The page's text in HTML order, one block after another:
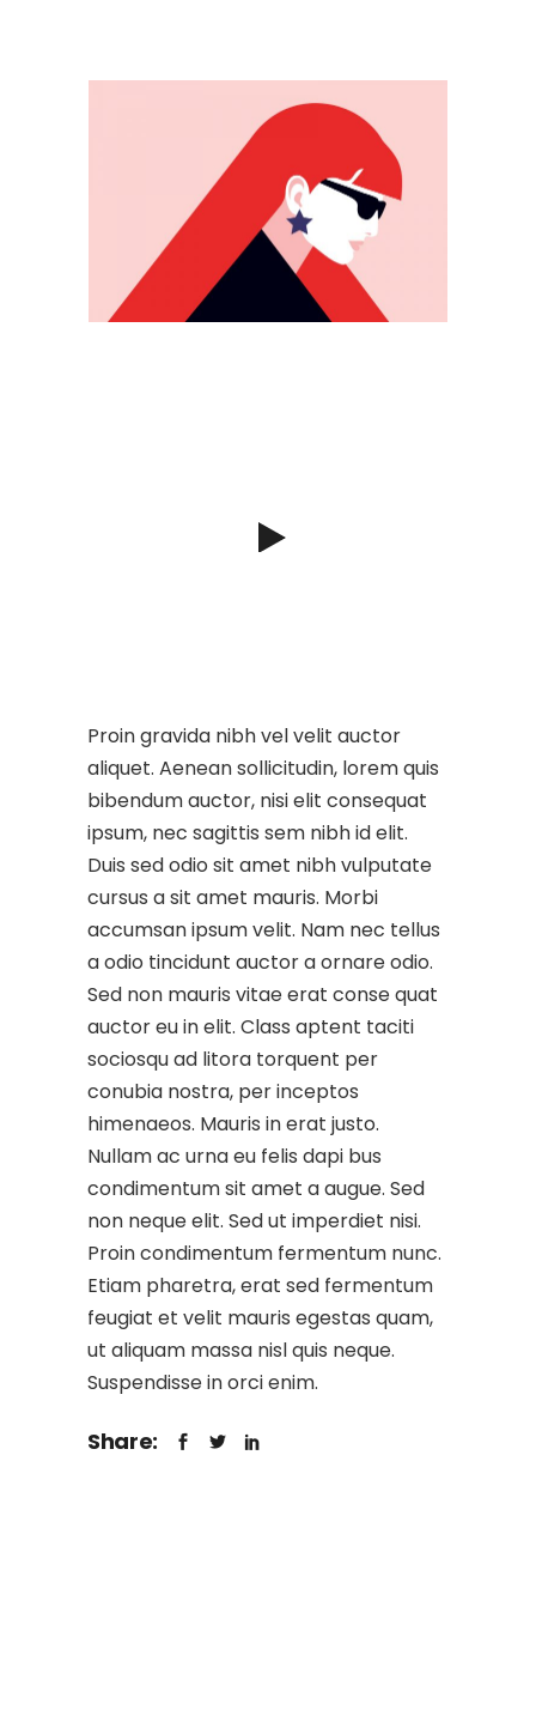
Proin gravida nibh vel velit auctor
aliquet. Aenean sollicitudin, lorem quis
bibendum auctor, nisi elit consequat
ipsum, nec sagittis sem nibh id elit.
Duis sed odio sit amet nibh vulputate
cursus a sit amet mauris. Morbi
accumsan ipsum velit. Nam nec tellus
a odio tincidunt auctor a ornare odio.
Sed non mauris vitae erat conse quat
auctor eu in elit. Class aptent taciti
sociosqu ad litora torquent per
conubia nostra, per inceptos
himenaeos. Mauris in erat justo.
Nullam ac urna eu felis dapi bus
condimentum sit amet a augue. Sed
non neque elit. Sed ut imperdiet nisi.
Proin condimentum fermentum nunc.
Etiam pharetra, erat sed fermentum
feugiat et velit mauris egestas quam,
ut aliquam massa nisl quis neque.
Suspendisse in orci enim.
Share: